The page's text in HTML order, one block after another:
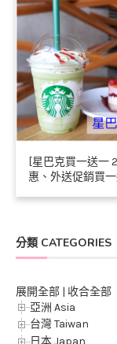
[星巴克買一送一
惠、外送促銷買
分類 CATEGORIES
展開全部 | 收合全部
亞洲 Asia
台灣 Taiwan
日本 Japan